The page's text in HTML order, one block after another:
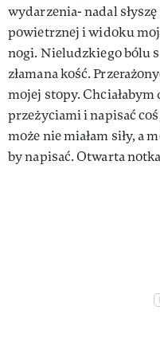
wydarzenia- nadal
powietrznej i widoku
nogi. Nieludzkiego bólu
złamana kość.
mojej stopy.
przeżyciami i napisać
może nie miałam siły, a
by napisać. Otwarta